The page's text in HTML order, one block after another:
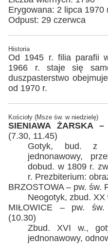
Erygowana: 2 lipca 1970
Odpust: 29 czerwca
Historia
Od 1945 r. filia parafii
1966 r. staje się
duszpasterstwo
od 1970 r.
Kościoły (Msze św. w niedzielę)
SIENIAWA ŻARSKA
(7.30, 11.45)
Gotyk, bud. z
jednonawowy,
dobud. w 1809 r.
r. Prezbiterium:
BRZOSTOWA – pw. św.
Neogotyk, zbud. XX
MIŁOWICE – pw. św.
(10.30)
Zbud. XVI w.,
jednonawowy,